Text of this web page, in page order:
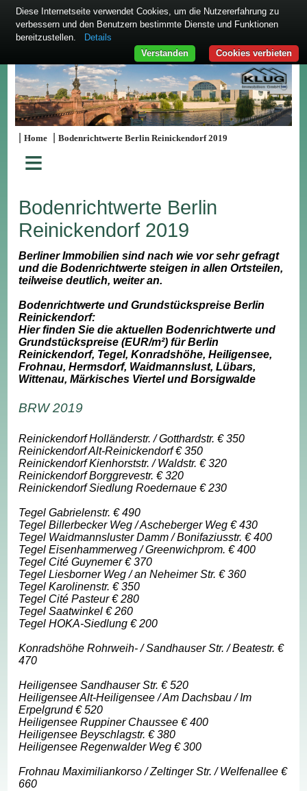
|Home |Bodenrichtwerte Berlin Reinickendorf 2019
≡
Bodenrichtwerte Berlin
Reinickendorf 2019
Berliner Immobilien sind nach wie vor sehr gefragt
und die Bodenrichtwerte steigen in allen Ortsteilen,
teilweise deutlich, weiter an.
Bodenrichtwerte und Grundstückspreise Berlin
Reinickendorf:
Hier finden Sie die aktuellen Bodenrichtwerte und
Grundstückspreise (EUR/m²) für Berlin
Reinickendorf, Tegel, Konradshöhe, Heiligensee,
Frohnau, Hermsdorf, Waidmannslust, Lübars,
Wittenau, Märkisches Viertel und Borsigwalde
BRW 2019
Reinickendorf Holländerstr. / Gotthardstr. € 350
Reinickendorf Alt-Reinickendorf € 350
Reinickendorf Kienhorststr. / Waldstr. € 320
Reinickendorf Borggrevestr. € 320
Reinickendorf Siedlung Roedernaue € 230
Tegel Gabrielenstr. € 490
Tegel Billerbecker Weg / Ascheberger Weg € 430
Tegel Waidmannsluster Damm / Bonifaziusstr. € 400
Tegel Eisenhammerweg / Greenwichprom. € 400
Tegel Cité Guynemer € 370
Tegel Liesborner Weg / an Neheimer Str. € 360
Tegel Karolinenstr. € 350
Tegel Cité Pasteur € 280
Tegel Saatwinkel € 260
Tegel HOKA-Siedlung € 200
Konradshöhe Rohrweih- / Sandhauser Str. / Beatestr. €
470
Heiligensee Sandhauser Str. € 520
Heiligensee Alt-Heiligensee / Am Dachsbau / Im
Erpelgrund € 520
Heiligensee Ruppiner Chaussee € 400
Heiligensee Beyschlagstr. € 380
Heiligensee Regenwalder Weg € 300
Frohnau Maximiliankorso / Zeltinger Str. / Welfenallee €
660
Diese Internetseite verwendet Cookies, um die Nutzererfahrung zu
verbessern und den Benutzern bestimmte Dienste und Funktionen
bereitzustellen.
Details
Cookies verbieten
Verstanden